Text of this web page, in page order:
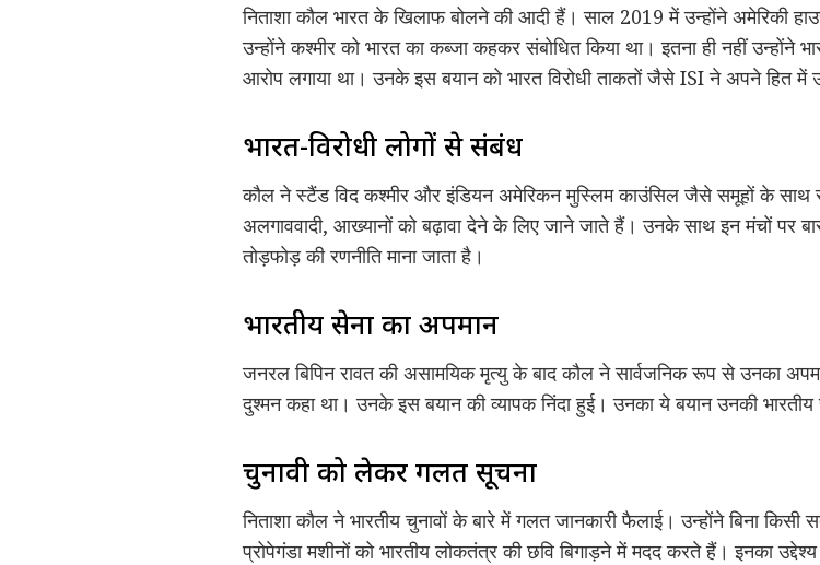
निताशा कौल भारत के खिलाफ बोलने की आदी हैं। साल 2019 में उन्होंने अमेरिकी
उन्होंने कश्मीर को भारत का कब्जा कहकर संबोधित किया था। इतना ही नहीं उन्होंने
आरोप लगाया था। उनके इस बयान को भारत विरोधी ताकतों जैसे ISI ने अपने हित में
भारत-विरोधी लोगों से संबंध
कौल ने स्टैंड विद कश्मीर और इंडियन अमेरिकन मुस्लिम काउंसिल जैसे समूहों के साथ
अलगाववादी, आख्यानों को बढ़ावा देने के लिए जाने जाते हैं। उनके साथ इन मंचों पर
तोड़फोड़ की रणनीति माना जाता है।
भारतीय सेना का अपमान
जनरल बिपिन रावत की असामयिक मृत्यु के बाद कौल ने सार्वजनिक रूप से उनका
दुश्मन कहा था। उनके इस बयान की व्यापक निंदा हुई। उनका ये बयान उनकी
चुनावी को लेकर गलत सूचना
निताशा कौल ने भारतीय चुनावों के बारे में गलत जानकारी फैलाई। उन्होंने बिना
प्रोपेगंडा मशीनों को भारतीय लोकतंत्र की छवि बिगाड़ने में मदद करते हैं। इनका